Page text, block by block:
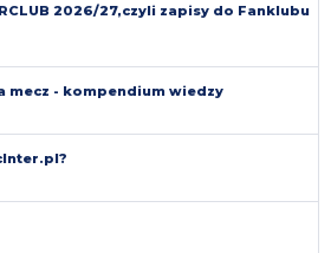
2026/27,czyli zapisy do Fanklubu
mecz - kompendium wiedzy